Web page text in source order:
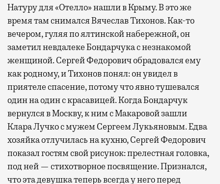
Натуру для «Отелло» нашли в Крыму. В это же
время там снимался Вячеслав Тихонов. Как-то
вечером, гуляя по ялтинской набережной, он
заметил невдалеке Бондарчука с незнакомой
женщиной. Сергей Федорович обрадовался ему
как родному, и Тихонов понял: он увидел в
приятеле спасение, потому что явно тушевался
один на один с красавицей. Когда Бондарчук
вернулся в Москву, к ним с Макаровой зашли
Клара Лучко с мужем Сергеем Лукьяновым. Едва
хозяйка отлучилась на кухню, Сергей Федорович
показал гостям свой рисунок: прелестная головка,
под ней — стихотворное посвящение. Признался,
что эта девушка теперь всегда у него перед